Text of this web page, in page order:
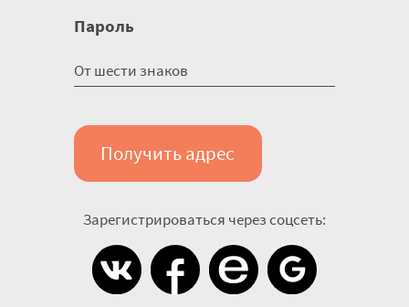
Пароль
Получить адрес
Зарегистрироваться через соцсеть: